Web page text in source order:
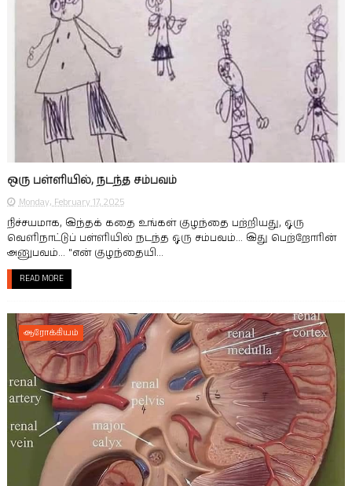
ஒரு பள்ளியில், நடந்த சம்பவம்
Monday, February 17, 2025
நிச்சயமாக, இந்தக் கதை உங்கள் குழந்தை பற்றியது, ஒரு
வெளிநாட்டுப் பள்ளியில் நடந்த ஒரு சம்பவம்... இது பெற்றோரின்
அனுபவம்... "என் குழந்தையி...
READ MORE
ஆரோக்கியம்